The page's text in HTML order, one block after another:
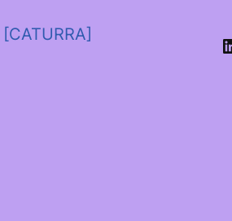
[CATURRA]